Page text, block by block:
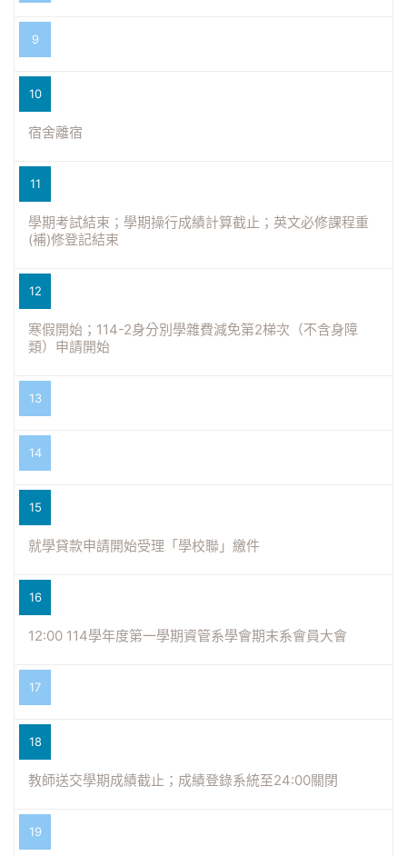
9
10
宿舍離宿
11
學期考試結束；學期操行成績計算截止；英文必修課程重
(補)修登記結束
12
寒假開始；114-2身分別學雜費減免第2梯次（不含身障
類）申請開始
13
14
15
就學貸款申請開始受理「學校聯」繳件
16
12:00 114學年度第一學期資管系學會期末系會員大會
17
18
教師送交學期成績截止；成績登錄系統至24:00關閉
19